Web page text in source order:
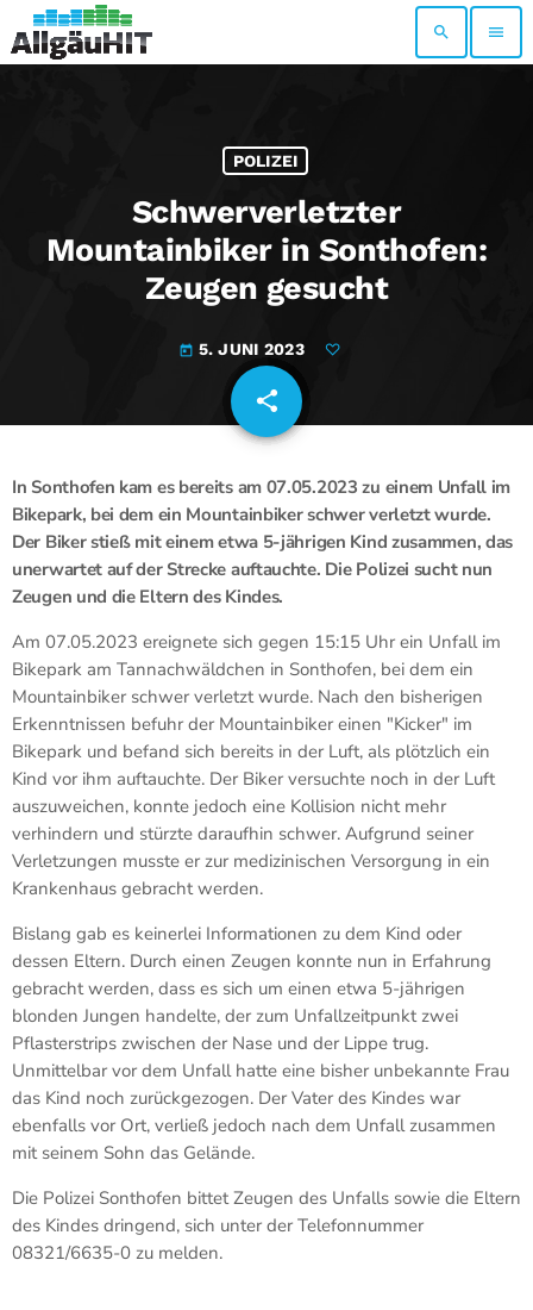
search menu
POLIZEI
Schwerverletzter
Mountainbiker in Sonthofen:
Zeugen gesucht
today 5. JUNI 2023
share
email
In Sonthofen kam es bereits am 07.05.2023 zu einem Unfall im
Bikepark, bei dem ein Mountainbiker schwer verletzt wurde.
Der Biker stieß mit einem etwa 5-jährigen Kind zusammen, das
unerwartet auf der Strecke auftauchte. Die Polizei sucht nun
Zeugen und die Eltern des Kindes.
Am 07.05.2023 ereignete sich gegen 15:15 Uhr ein Unfall im
Bikepark am Tannachwäldchen in Sonthofen, bei dem ein
Mountainbiker schwer verletzt wurde. Nach den bisherigen
Erkenntnissen befuhr der Mountainbiker einen "Kicker" im
Bikepark und befand sich bereits in der Luft, als plötzlich ein
Kind vor ihm auftauchte. Der Biker versuchte noch in der Luft
auszuweichen, konnte jedoch eine Kollision nicht mehr
verhindern und stürzte daraufhin schwer. Aufgrund seiner
Verletzungen musste er zur medizinischen Versorgung in ein
Krankenhaus gebracht werden.
Bislang gab es keinerlei Informationen zu dem Kind oder
dessen Eltern. Durch einen Zeugen konnte nun in Erfahrung
gebracht werden, dass es sich um einen etwa 5-jährigen
blonden Jungen handelte, der zum Unfallzeitpunkt zwei
Pflasterstrips zwischen der Nase und der Lippe trug.
Unmittelbar vor dem Unfall hatte eine bisher unbekannte Frau
das Kind noch zurückgezogen. Der Vater des Kindes war
ebenfalls vor Ort, verließ jedoch nach dem Unfall zusammen
mit seinem Sohn das Gelände.
Die Polizei Sonthofen bittet Zeugen des Unfalls sowie die Eltern
des Kindes dringend, sich unter der Telefonnummer
08321/6635-0 zu melden.